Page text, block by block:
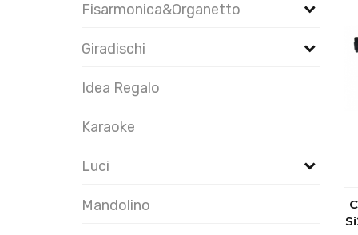
Fisarmonica&Organetto
Giradischi
Idea Regalo
Karaoke
Luci
Mandolino